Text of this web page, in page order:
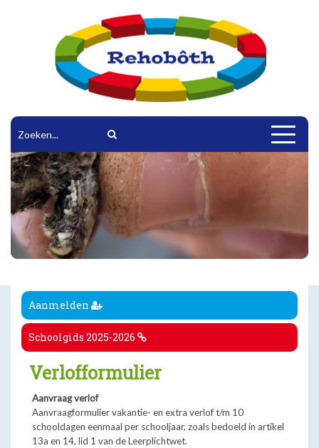
Toggle
Aanmelden
Schoolgids 2025-2026
Verlofformulier
Aanvraag verlof
Aanvraagformulier vakantie- en extra verlof t/m 10
schooldagen eenmaal per schooljaar, zoals bedoeld in artikel
13a en 14, lid 1 van de Leerplichtwet.